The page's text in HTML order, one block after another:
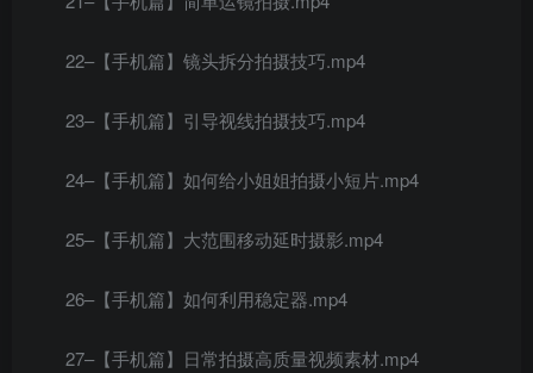
22–【手机篇】镜头拆分拍摄技巧.mp4
23–【手机篇】引导视线拍摄技巧.mp4
24–【手机篇】如何给小姐姐拍摄小短片.mp4
25–【手机篇】大范围移动延时摄影.mp4
26–【手机篇】如何利用稳定器.mp4
27–【手机篇】日常拍摄高质量视频素材.mp4